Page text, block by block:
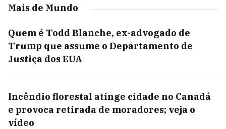
Mais de Mundo
Quem é Todd Blanche, ex-advogado de
Trump que assume o Departamento de
Justiça dos EUA
Incêndio florestal atinge cidade no Canadá
e provoca retirada de moradores; veja o
vídeo